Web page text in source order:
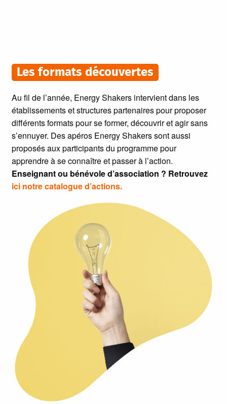
Les formats découvertes
Au fil de l’année, Energy Shakers intervient dans les
établissements et structures partenaires pour proposer
différents formats pour se former, découvrir et agir sans
s’ennuyer. Des apéros Energy Shakers sont aussi
proposés aux participants du programme pour
apprendre à se connaître et passer à l’action.
Enseignant ou bénévole d’association ? Retrouvez
ici notre catalogue d’actions.